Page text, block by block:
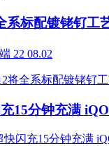
系标配镀铑钌工
22 08.02
15分钟充满